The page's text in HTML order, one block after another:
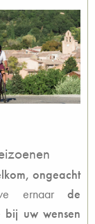
ongeacht
ernaarde
uw wensen